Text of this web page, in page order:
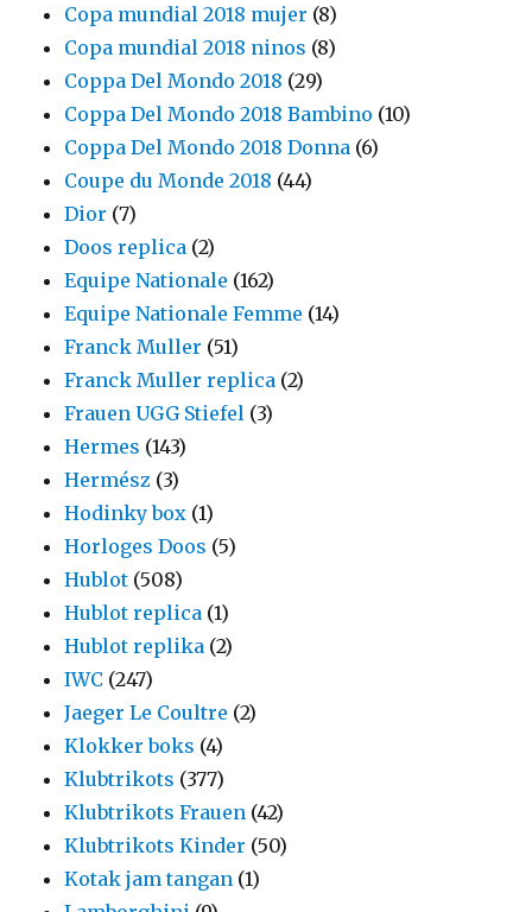
Copa mundial 2018 mujer (8)
Copa mundial 2018 ninos (8)
Coppa Del Mondo 2018 (29)
Coppa Del Mondo 2018 Bambino (10)
Coppa Del Mondo 2018 Donna (6)
Coupe du Monde 2018 (44)
Dior (7)
Doos replica (2)
Equipe Nationale (162)
Equipe Nationale Femme (14)
Franck Muller (51)
Franck Muller replica (2)
Frauen UGG Stiefel (3)
Hermes (143)
Hermész (3)
Hodinky box (1)
Horloges Doos (5)
Hublot (508)
Hublot replica (1)
Hublot replika (2)
IWC (247)
Jaeger Le Coultre (2)
Klokker boks (4)
Klubtrikots (377)
Klubtrikots Frauen (42)
Klubtrikots Kinder (50)
Kotak jam tangan (1)